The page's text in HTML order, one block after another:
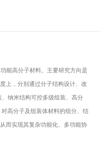
高分子材料。主要研究方向是
上，分别通过分子结构设计、改
纳米结构可控多级组装、高分
高分子及组装体材料的组分、结
而实现其复杂功能化、多功能协